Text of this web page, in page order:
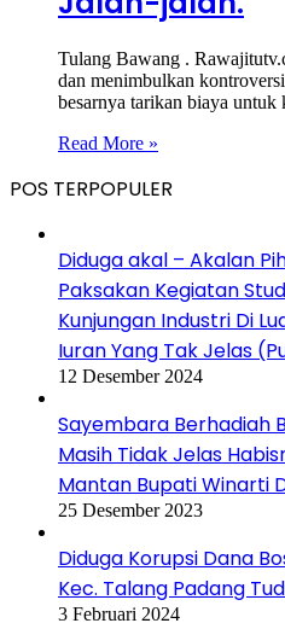
Tulang Bawang .
dan menimbulkan
besarnya tarikan biaya
Read More »
POS TERPOPULER
Diduga akal – Akalan
Paksakan Kegiatan
Kunjungan Industri Di
Iuran Yang Tak Jelas
12 Desember 2024
Sayembara Berhadiah
Masih Tidak Jelas
Mantan Bupati Winarti
25 Desember 2023
Diduga Korupsi Dana
Kec. Talang Padang
3 Februari 2024